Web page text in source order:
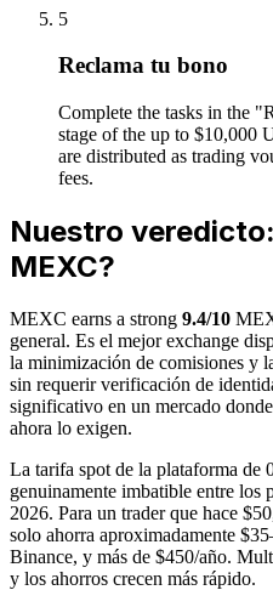
5
Reclama tu bono
Complete the tasks in the
stage of the up to $10,000
are distributed as trading
fees.
Nuestro
MEXC?
MEXC earns a strong 9.4/10
general. Es el mejor exchange
la minimización de comisiones y
sin requerir verificación de
significativo en un mercado
ahora lo exigen.
La tarifa spot de la plataforma de
genuinamente imbatible entre los
2026. Para un trader que hace
solo ahorra aproximadamente
Binance, y más de $450/año.
y los ahorros crecen más rápido.